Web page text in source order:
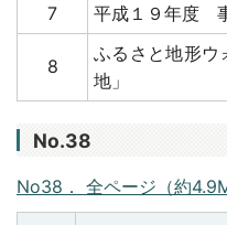
7
平成１９年度
8
ふるさと地形ウ
地」
No.38
No38． 全ページ（約